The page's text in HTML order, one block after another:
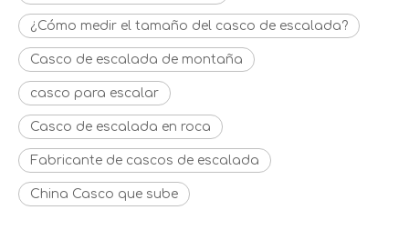
¿Cómo medir el tamaño del casco de escalada?
Casco de escalada de montaña
casco para escalar
Casco de escalada en roca
Fabricante de cascos de escalada
China Casco que sube